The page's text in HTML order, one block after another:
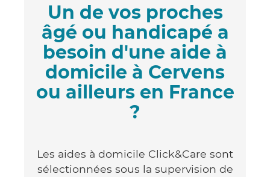
Un de vos proches
âgé ou handicapé a
besoin d'une aide à
domicile à Cervens
ou ailleurs en France
?
Les aides à domicile Click&Care sont
sélectionnées sous la supervision de